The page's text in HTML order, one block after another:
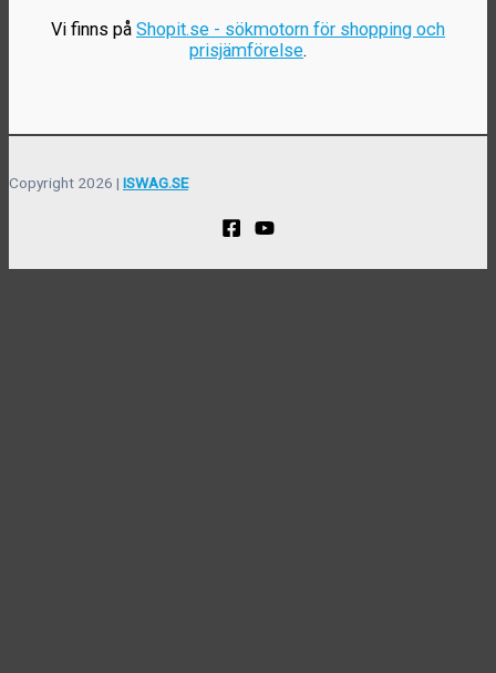
Vi finns på Shopit.se - sökmotorn för shopping och
prisjämförelse.
Copyright 2026 | ISWAG.SE